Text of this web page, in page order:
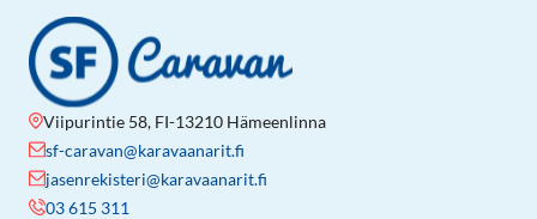
Viipurintie 58, FI-13210 Hämeenlinna
sf-caravan@karavaanarit.fi
jasenrekisteri@karavaanarit.fi
03 615 311